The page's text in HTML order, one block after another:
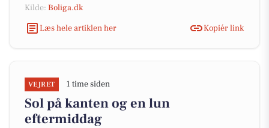
Kilde: Boliga.dk
Læs hele artiklen her
Kopiér link
VEJRET 1 time siden
Sol på kanten og en lun
eftermiddag